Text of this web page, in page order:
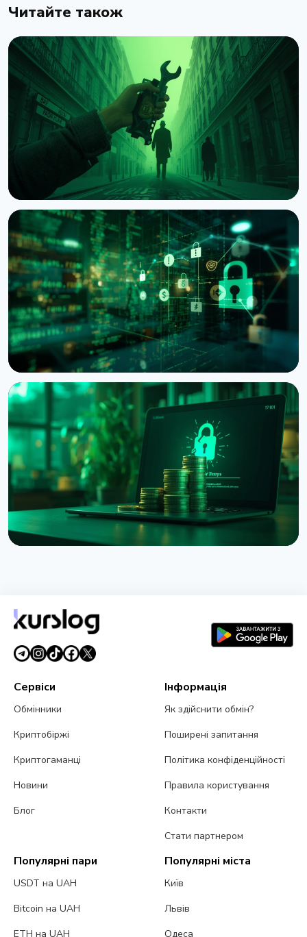
Читайте також
НОВИНА
Напади на власників криптовалюти: Chainalysis
нарахувала $30 млн збитків за півроку
6 серпня 2026 р. 4 хв читання
НОВИНА
Bitcoin Red Team: ШІ знайшов 4962 вразливості у
Bitcoin-проєктах за 30 годин
6 серпня 2026 р.5 хв читання
3 серпня 2026 р.5 хв читання
Сервіси
Обмінники
Криптобіржі
Криптогаманці
Новини
Блог
Інформація
Як здійснити обмін?
Поширені запитання
Політика конфіденційності
Правила користування
Контакти
Стати партнером
Популярні пари
USDT на UAH
Bitcoin на UAH
ETH на UAH
Популярні міста
Київ
Львів
Одеса